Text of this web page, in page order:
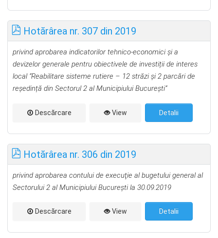
Hotărârea nr. 307 din 2019
privind aprobarea indicatorilor tehnico-economici și a
devizelor generale pentru obiectivele de investiții de interes
local ”Reabilitare sisteme rutiere – 12 străzi și 2 parcări de
reședință din Sectorul 2 al Municipiului București”
Descărcare View Detalii
Hotărârea nr. 306 din 2019
privind aprobarea contului de execuţie al bugetului generalal
Sectorului 2 al Municipiului Bucureşti la 30.09.2019
Descărcare View Detalii